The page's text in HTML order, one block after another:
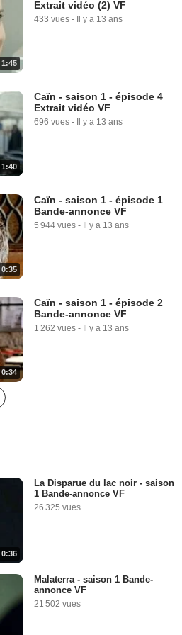
1:45
Extrait vidéo (2) VF
433 vues - Il y a 13 ans
1:40
Caïn - saison 1 - épisode 4
Extrait vidéo VF
696 vues - Il y a 13 ans
0:35
Caïn - saison 1 - épisode 1
Bande-annonce VF
5 944 vues - Il y a 13 ans
0:34
Caïn - saison 1 - épisode 2
Bande-annonce VF
1 262 vues - Il y a 13 ans
0:36
La Disparue du lac noir - saison
1 Bande-annonce VF
26 325 vues
Malaterra - saison 1 Bande-
annonce VF
21 502 vues